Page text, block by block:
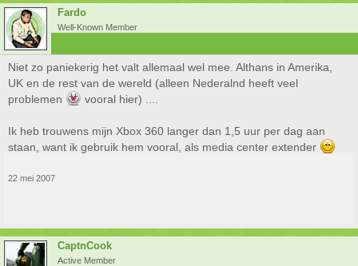
Fardo
Well-Known Member
Niet zo paniekerig het valt allemaal wel mee. Althans in Amerika,
UK en de rest van de wereld (alleen Nederalnd heeft veel
problemen
vooral hier) ....
Ik heb trouwens mijn Xbox 360 langer dan 1,5 uur per dag aan
staan, want ik gebruik hem vooral, als media center extender
22 mei 2007
CaptnCook
Active Member